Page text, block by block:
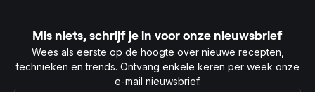
Mis niets, schrijf je in voor onze nieuwsbrief
Wees als eerste op de hoogte over nieuwe recepten,
technieken en trends. Ontvang enkele keren per week onze
e-mail nieuwsbrief.